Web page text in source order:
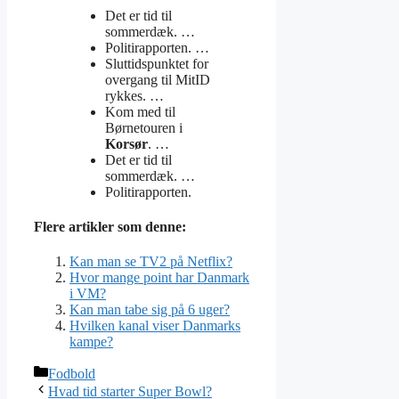
Det er tid til
sommerdæk. …
Politirapporten. …
Sluttidspunktet for
overgang til MitID
rykkes. …
Kom med til
Børnetouren i
Korsør. …
Det er tid til
sommerdæk. …
Politirapporten.
Flere artikler som denne:
Kan man se TV2 på Netflix?
Hvor mange point har Danmark
i VM?
Kan man tabe sig på 6 uger?
Hvilken kanal viser Danmarks
kampe?
Kategorier
Fodbold
Hvad tid starter Super Bowl?